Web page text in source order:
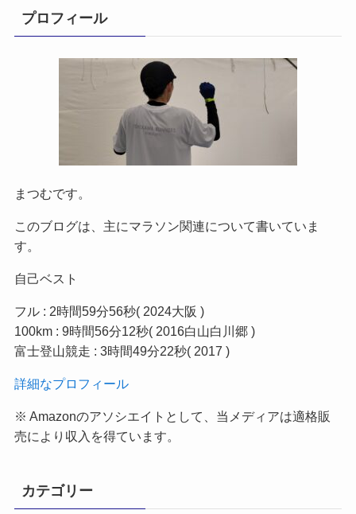
プロフィール
まつむです。
このブログは、主にマラソン関連について書いていま
す。
自己ベスト
フル : 2時間59分56秒( 2024大阪 )
100km : 9時間56分12秒( 2016白山白川郷 )
富士登山競走 : 3時間49分22秒( 2017 )
詳細なプロフィール
※ Amazonのアソシエイトとして、当メディアは適格販
売により収入を得ています。
カテゴリー